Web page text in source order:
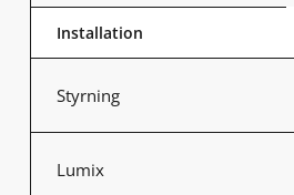
Installation
Styrning
Lumix